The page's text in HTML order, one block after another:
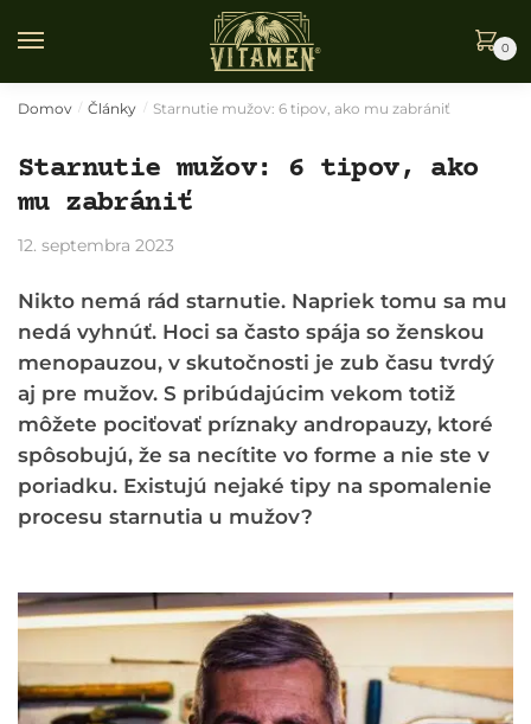
0
Domov / Články / Starnutie mužov: 6 tipov, ako mu zabrániť
Starnutie mužov: 6 tipov, ako
mu zabrániť
12. septembra 2023
Nikto nemá rád starnutie. Napriek tomu sa mu
nedá vyhnúť. Hoci sa často spája so ženskou
menopauzou, v skutočnosti je zub času tvrdý
aj pre mužov. S pribúdajúcim vekom totiž
môžete pociťovať príznaky andropauzy, ktoré
spôsobujú, že sa necítite vo forme a nie ste v
poriadku. Existujú nejaké tipy na spomalenie
procesu starnutia u mužov?